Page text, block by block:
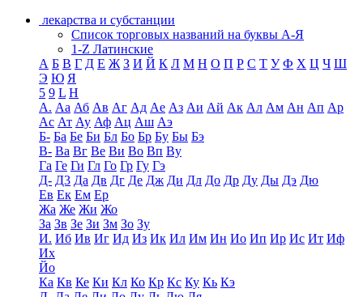
лекарства и субстанции
Список торговых названий на буквы А-Я
1-Z Латинские
А Б В Г Д Е Ж З И Й К Л М Н О П Р С Т У Ф Х Ц Ч Ш
Э Ю Я
5 9 L H
А. Аа Аб Ав Аг Ад Ае Аз Аи Ай Ак Ал Ам Ан Ап Ар
Ас Ат Ау Аф Ац Аш Аэ
Б- Ба Бе Би Бл Бо Бр Бу Бы Бэ
В- Ва Вг Ве Ви Во Вп Ву
Га Ге Ги Гл Го Гр Гу Гэ
Д- Д3 Да Дв Дг Де Дж Ди Дл До Др Ду Ды Дэ Дю
Ев Ек Ем Ер
Жа Же Жи Жо
За Зв Зе Зи Зм Зо Зу
И. Иб Ив Иг Ид Из Ик Ил Им Ин Ио Ип Ир Ис Ит Иф
Их
Йо
Ка Кв Ке Ки Кл Ко Кр Кс Ку Кь Кэ